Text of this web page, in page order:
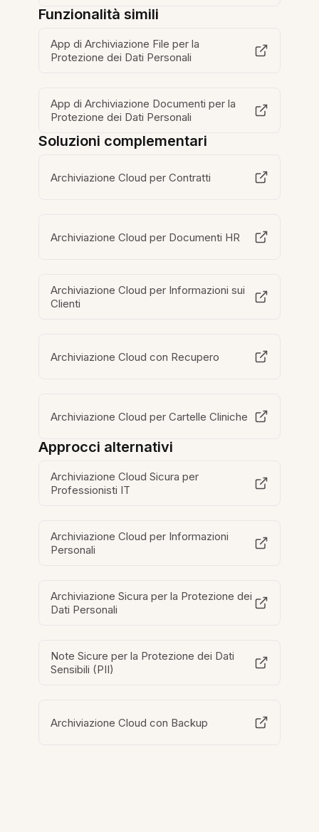
Funzionalità simili
App di Archiviazione File per la
Protezione dei Dati Personali
App di Archiviazione Documenti per la
Protezione dei Dati Personali
Soluzioni complementari
Archiviazione Cloud per Contratti
Archiviazione Cloud per Documenti HR
Archiviazione Cloud per Informazioni sui
Clienti
Archiviazione Cloud con Recupero
Archiviazione Cloud per Cartelle Cliniche
Approcci alternativi
Archiviazione Cloud Sicura per
Professionisti IT
Archiviazione Cloud per Informazioni
Personali
Archiviazione Sicura per la Protezione dei
Dati Personali
Note Sicure per la Protezione dei Dati
Sensibili (PII)
Archiviazione Cloud con Backup